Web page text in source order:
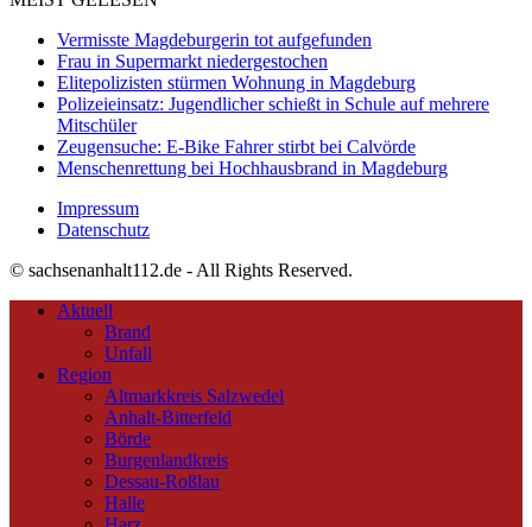
Vermisste Magdeburgerin tot aufgefunden
Frau in Supermarkt niedergestochen
Elitepolizisten stürmen Wohnung in Magdeburg
Polizeieinsatz: Jugendlicher schießt in Schule auf mehrere
Mitschüler
Zeugensuche: E-Bike Fahrer stirbt bei Calvörde
Menschenrettung bei Hochhausbrand in Magdeburg
Impressum
Datenschutz
© sachsenanhalt112.de - All Rights Reserved.
Aktuell
Brand
Unfall
Region
Altmarkkreis Salzwedel
Anhalt-Bitterfeld
Börde
Burgenlandkreis
Dessau-Roßlau
Halle